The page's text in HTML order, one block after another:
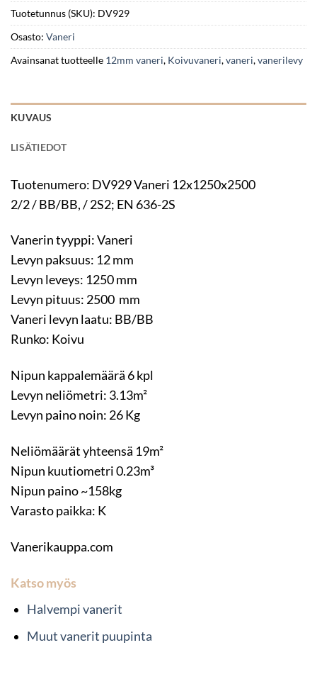
Tuotetunnus (SKU): DV929
Osasto: Vaneri
Avainsanat tuotteelle 12mm vaneri, Koivuvaneri,vaneri,vanerilevy
KUVAUS
LISÄTIEDOT
Tuotenumero: DV929 Vaneri 12x1250x2500
2/2 / BB/BB, / 2S2; EN 636-2S
Vanerin tyyppi: Vaneri
Levyn paksuus: 12 mm
Levyn leveys: 1250 mm
Levyn pituus: 2500 mm
Vaneri levyn laatu: BB/BB
Runko: Koivu
Nipun kappalemäärä 6 kpl
Levyn neliömetri: 3.13m²
Levyn paino noin: 26 Kg
Neliömäärät yhteensä 19m²
Nipun kuutiometri 0.23m³
Nipun paino ~158kg
Varasto paikka: K
Vanerikauppa.com
Katso myös
Halvempi vanerit
Muut vanerit puupinta